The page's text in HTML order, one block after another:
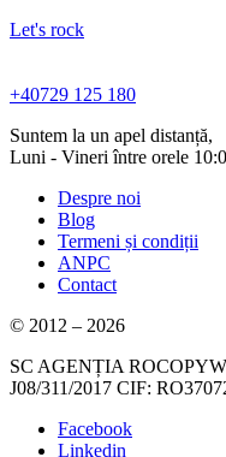
Let's rock
+40729 125 180
Suntem la un apel distanță,
Luni - Vineri între orele
Despre noi
Blog
Termeni și condiții
ANPC
Contact
© 2012 – 2026
SC AGENȚIA
J08/311/2017 CIF:
Facebook
Linkedin